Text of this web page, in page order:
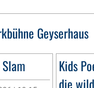
Geyserhaus
Kids
die